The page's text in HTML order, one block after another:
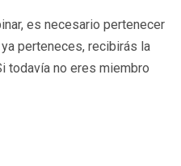
es necesario pertenecer
perteneces, recibirás la
todavía no eres miembro